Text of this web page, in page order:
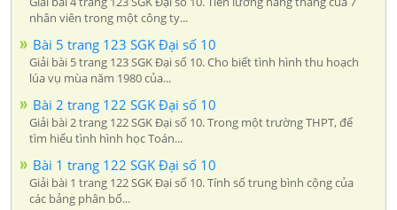
nhân viên trong một công ty...
Bài 5 trang 123 SGK Đại số 10
Giải bài 5 trang 123 SGK Đại số 10. Cho biết tình hình thu hoạch
lúa vụ mùa năm 1980 của...
Bài 2 trang 122 SGK Đại số 10
Giải bài 2 trang 122 SGK Đại số 10. Trong một trường THPT, để
tìm hiểu tình hình học Toán...
Bài 1 trang 122 SGK Đại số 10
Giải bài 1 trang 122 SGK Đại số 10. Tính số trung bình cộng của
các bảng phân bố...